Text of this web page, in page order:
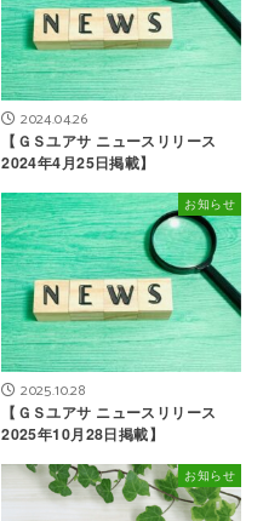
2024.04.26
【ＧＳユアサ ニュースリリース
2024年4月25日掲載】
お知らせ
2025.10.28
【ＧＳユアサ ニュースリリース
2025年10月28日掲載】
お知らせ